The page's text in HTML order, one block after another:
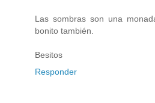
Las sombras son una
bonito también.
Besitos
Responder